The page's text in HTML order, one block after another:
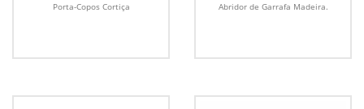
Porta-Copos Cortiça Abridor de Garrafa Madeira.